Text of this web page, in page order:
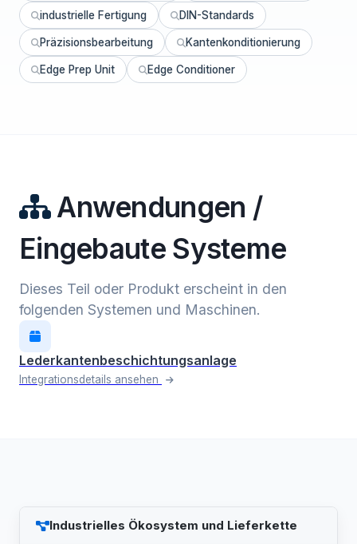
industrielle Fertigung DIN-Standards
Präzisionsbearbeitung Kantenkonditionierung
Edge Prep Unit Edge Conditioner
Anwendungen /
Eingebaute Systeme
Dieses Teil oder Produkt erscheint in den
folgenden Systemen und Maschinen.
Lederkantenbeschichtungsanlage
Integrationsdetails ansehen
Industrielles Ökosystem und Lieferkette